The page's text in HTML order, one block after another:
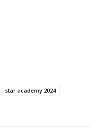
star academy 2024